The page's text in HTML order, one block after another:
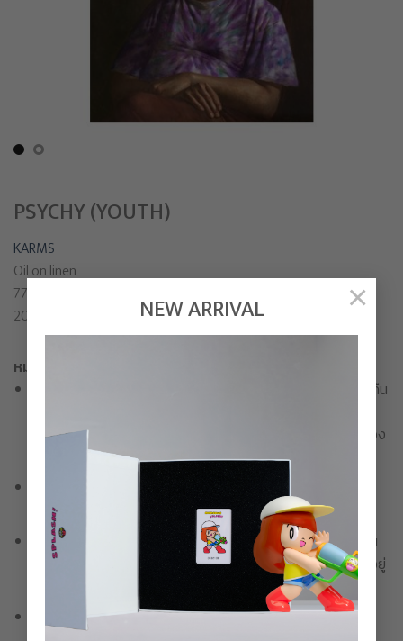
NEW ARRIVAL ×
PSYCHY (YOUTH)
KARMS
Oil on linen
77 x 53 cm
2021
หมายเหตุก่อนการเลือกซื้อสินค้า
เมื่อทำการสั่งซื้อเสร็จสิ้น ขอสงวนสิทธิ์ในการเปลี่ยนสินค้าหรือคืน
เปลี่ยนแปลงได้ โปรดตรวจสอบความถูกต้องของชื่อและที่อยู่ของ
ท่านให้เรียบร้อยก่อนชำระเงิน
ยกเลิกรายการสั่งซื้อ
ขอสงวนสิทธิ์ในการจำกัด ลดปริมาณ หรือยกเลิกคำสั่งซื้อได้ ใน
กรณีที่ค้นพบการกระทำทุจริตหรือผิดกฎหมายอื่นใดที่บังคับใช้อยู่
โดยขึ้นอยู่กับดุลยพินิจของบริษัทแต่เพียงผู้เดียว
สำหรับสินค้าบางรายการ ซึ่งต้องใช้เวลาในการผลิตเพื่อชิ้นงาน